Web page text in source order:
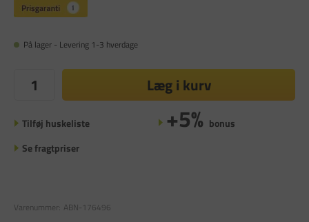
På lager - Levering 1-3 hverdage
Læg i kurv
Tilføj huskeliste +5% bonus
Se fragtpriser
Varenummer: ABN-176496